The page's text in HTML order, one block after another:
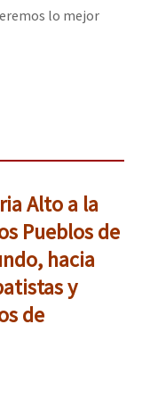
lo mejor
Alto a la
Pueblos de
hacia
y
de